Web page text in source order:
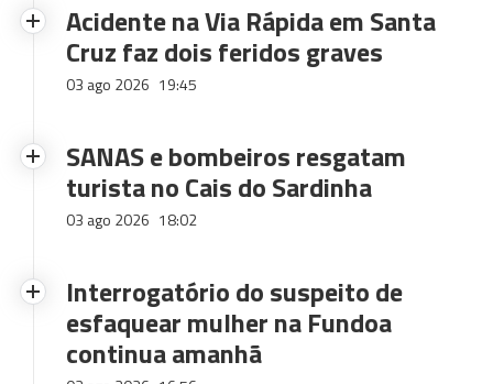
Acidente na Via Rápida em Santa
Cruz faz dois feridos graves
03 ago 2026 19:45
SANAS e bombeiros resgatam
turista no Cais do Sardinha
03 ago 2026 18:02
Interrogatório do suspeito de
esfaquear mulher na Fundoa
continua amanhã